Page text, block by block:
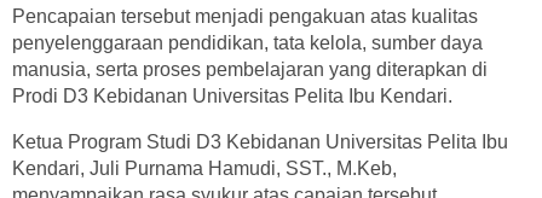
Pencapaian tersebut menjadi pengakuan atas kualitas
penyelenggaraan pendidikan, tata kelola, sumber daya
manusia, serta proses pembelajaran yang diterapkan di
Prodi D3 Kebidanan Universitas Pelita Ibu Kendari.
Ketua Program Studi D3 Kebidanan Universitas Pelita Ibu
Kendari, Juli Purnama Hamudi, SST., M.Keb,